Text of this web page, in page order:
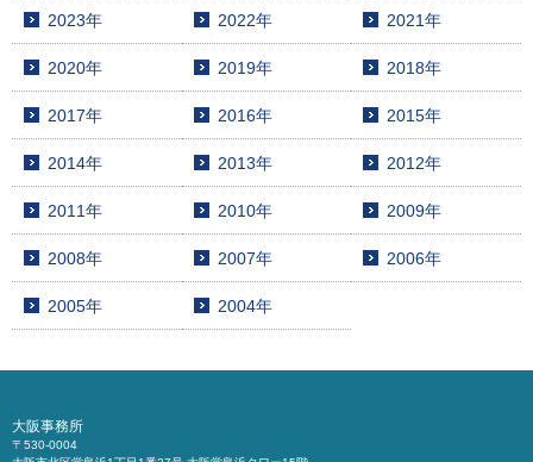
2023年 2022年 2021年
2020年 2019年 2018年
2017年 2016年 2015年
2014年 2013年 2012年
2011年 2010年 2009年
2008年 2007年 2006年
2005年 2004年
大阪事務所
〒530-0004